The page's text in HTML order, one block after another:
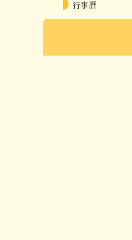
行事曆